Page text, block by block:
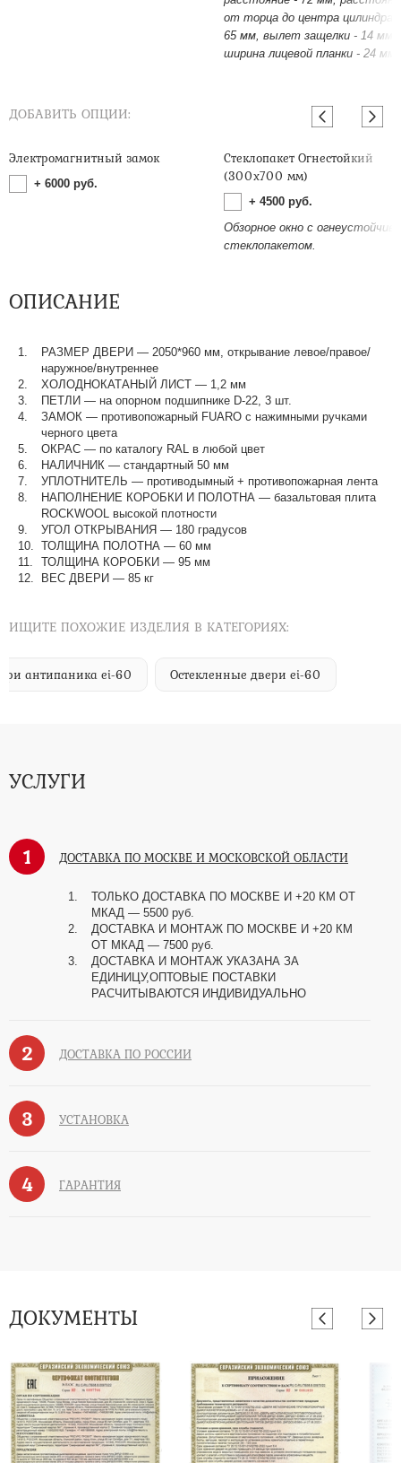
от торца до центра цилиндра -
65 мм, вылет защелки - 14 мм,
ширина лицевой планки - 24 мм.
ДОБАВИТЬ ОПЦИИ:
Электромагнитный замок
+ 6000 руб.
Стеклопакет Огнестойкий
(300х700 мм)
+ 4500 руб.
Обзорное окно с
стеклопакетом.
ОПИСАНИЕ
РАЗМЕР ДВЕРИ — 2050*960 мм, открывание левое/правое/
наружное/внутреннее
ХОЛОДНОКАТАНЫЙ ЛИСТ — 1,2 мм
ПЕТЛИ — на опорном подшипнике D-22, 3 шт.
ЗАМОК — противопожарный FUARO с нажимными ручками
черного цвета
ОКРАС — по каталогу RAL в любой цвет​​​​​​​
НАЛИЧНИК — стандартный 50 мм
УПЛОТНИТЕЛЬ — противодымный + противопожарная лента
НАПОЛНЕНИЕ КОРОБКИ И ПОЛОТНА — базальтовая плита
ROCKWOOL высокой плотности
УГОЛ ОТКРЫВАНИЯ — 180 градусов
ТОЛЩИНА ПОЛОТНА — 60 мм
ТОЛЩИНА КОРОБКИ — 95 мм
ВЕС ДВЕРИ — 85 кг
ИЩИТЕ ПОХОЖИЕ ИЗДЕЛИЯ В КАТЕГОРИЯХ:
антипаника ei-60 Остекленные двери ei-60
УСЛУГИ
1 ДОСТАВКА ПО МОСКВЕ И МОСКОВСКОЙ ОБЛАСТИ
ТОЛЬКО ДОСТАВКА ПО МОСКВЕ И +20 КМ ОТ
МКАД — 5500 руб.
ДОСТАВКА И МОНТАЖ ПО МОСКВЕ И +20 КМ
ОТ МКАД — 7500 руб.
ДОСТАВКА И МОНТАЖ УКАЗАНА ЗА
ЕДИНИЦУ,ОПТОВЫЕ ПОСТАВКИ
РАСЧИТЫВАЮТСЯ ИНДИВИДУАЛЬНО
2 ДОСТАВКА ПО РОССИИ
3 УСТАНОВКА
4 ГАРАНТИЯ
ДОКУМЕНТЫ